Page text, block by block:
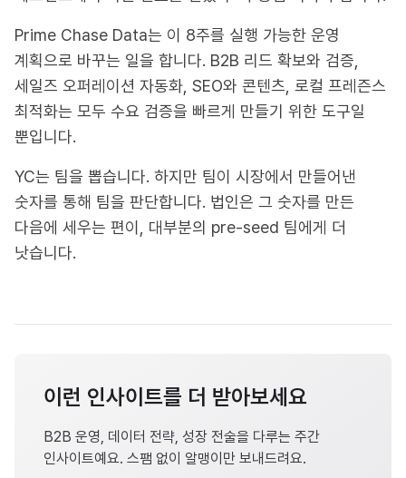
Prime Chase Data는 이 8주를 실행 가능한 운영
계획으로 바꾸는 일을 합니다. B2B 리드 확보와 검증,
세일즈 오퍼레이션 자동화, SEO와 콘텐츠, 로컬 프레즌스
최적화는 모두 수요 검증을 빠르게 만들기 위한 도구일
뿐입니다.
YC는 팀을 뽑습니다. 하지만 팀이 시장에서 만들어낸
숫자를 통해 팀을 판단합니다. 법인은 그 숫자를 만든
다음에 세우는 편이, 대부분의 pre-seed 팀에게 더
낫습니다.
이런 인사이트를 더 받아보세요
B2B 운영, 데이터 전략, 성장 전술을 다루는 주간
인사이트예요. 스팸 없이 알맹이만 보내드려요.